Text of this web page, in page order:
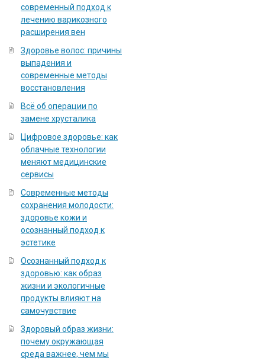
современный подход к
лечению варикозного
расширения вен
Здоровье волос: причины
выпадения и
современные методы
восстановления
Всё об операции по
замене хрусталика
Цифровое здоровье: как
облачные технологии
меняют медицинские
сервисы
Современные методы
сохранения молодости:
здоровье кожи и
осознанный подход к
эстетике
Осознанный подход к
здоровью: как образ
жизни и экологичные
продукты влияют на
самочувствие
Здоровый образ жизни:
почему окружающая
среда важнее, чем мы